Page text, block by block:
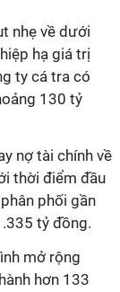
nhẹ về dưới
hạ giá trị
ty cá tra có
130 tỷ
nợ tài chính về
thời điểm đầu
phối gần
tỷ đồng.
mở rộng
hơn 133